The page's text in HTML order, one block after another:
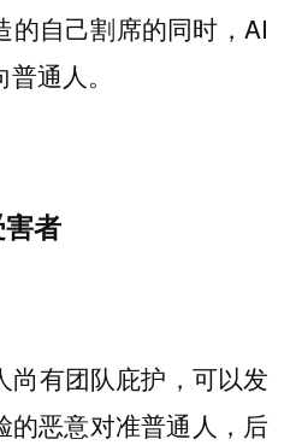
的自己割席的同时，AI
通人。
者
尚有团队庇护，可以发
的恶意对准普通人，后